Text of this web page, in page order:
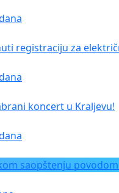
registraciju za
koncert u Kraljevu!
saopštenju